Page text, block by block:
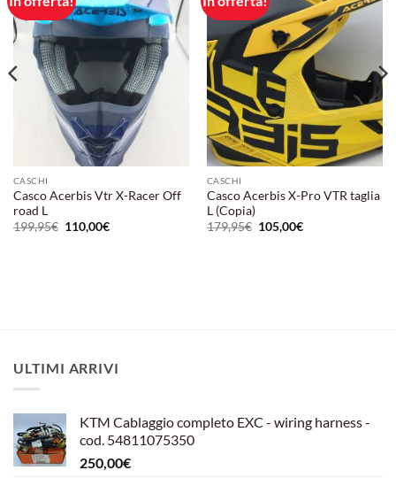
alla lista
dei
desideri
CASCHI
Casco Acerbis Vtr X-Racer Off
road L
199,95€ Il
prezzo
110,00€Il
alla lista
dei
desideri
CASCHI
Casco Acerbis X-Pro VTR taglia
L (Copia)
179,95€ Il
prezzo
105,00€Il
ULTIMI ARRIVI
KTM Cablaggio completo EXC - wiring harness -
cod. 54811075350
250,00€